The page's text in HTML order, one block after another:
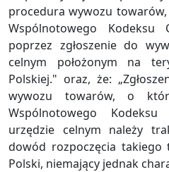
procedura wywozu
Wspólnotowego Kodeksu
poprzez zgłoszenie do
celnym położonym na
Polskiej." oraz, że:
wywozu towarów, o
Wspólnotowego
urzędzie celnym należy
dowód rozpoczęcia
Polski, niemający jednak